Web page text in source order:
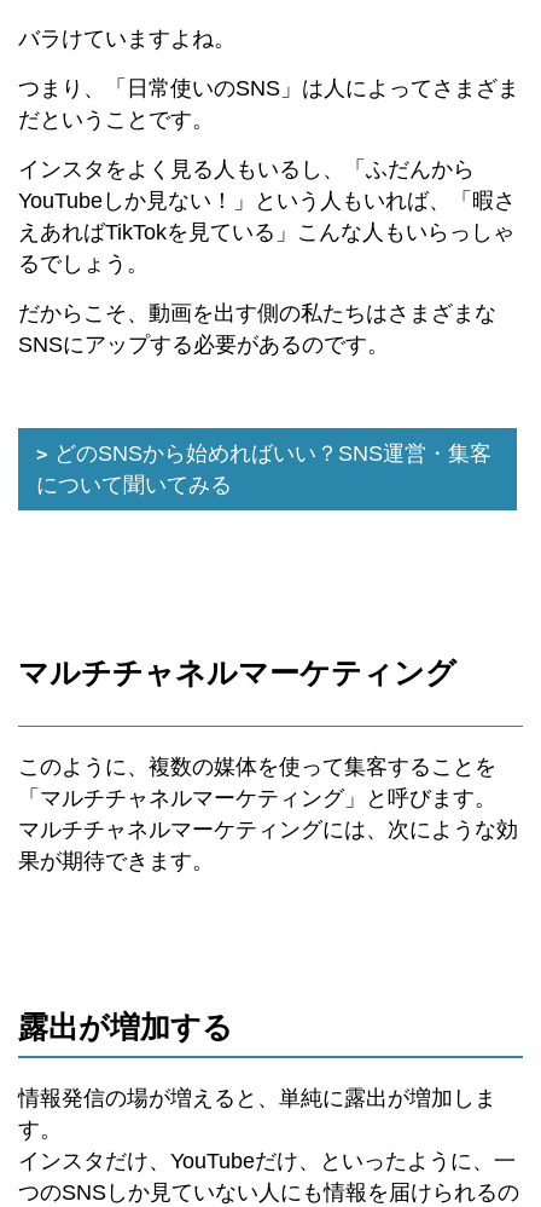
バラけていますよね。
つまり、「日常使いのSNS」は人によってさまざま
だということです。
インスタをよく見る人もいるし、「ふだんから
YouTubeしか見ない！」という人もいれば、「暇さ
えあればTikTokを見ている」こんな人もいらっしゃ
るでしょう。
だからこそ、動画を出す側の私たちはさまざまな
SNSにアップする必要があるのです。
どのSNSから始めればいい？SNS運営・集客
について聞いてみる
マルチチャネルマーケティング
このように、複数の媒体を使って集客することを
「マルチチャネルマーケティング」と呼びます。
マルチチャネルマーケティングには、次にような効
果が期待できます。
露出が増加する
情報発信の場が増えると、単純に露出が増加しま
す。
インスタだけ、YouTubeだけ、といったように、一
つのSNSしか見ていない人にも情報を届けられるの